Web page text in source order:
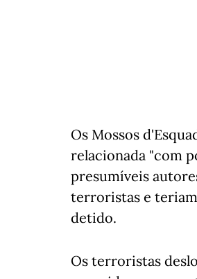
Os Mossos
relacionada "com
presumíveis
terroristas e
detido.
Os terroristas